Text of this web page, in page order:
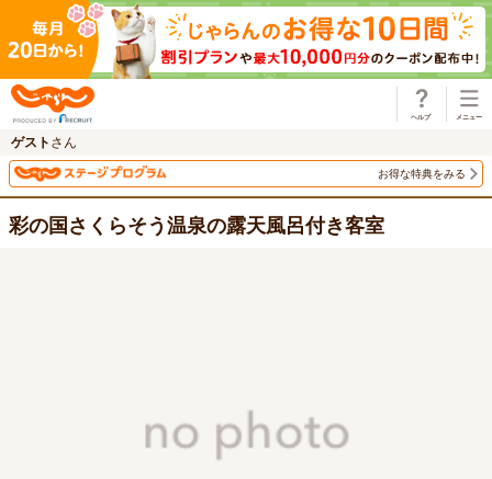
ゲスト さん
お得な特典をみる
彩の国さくらそう温泉の露天風呂付き客室